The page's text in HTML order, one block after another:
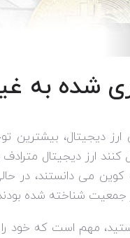
شده به
دیجیتال، بیشترین
ارز دیجیتال
کوین می دانستند، در
مهم است که خود را